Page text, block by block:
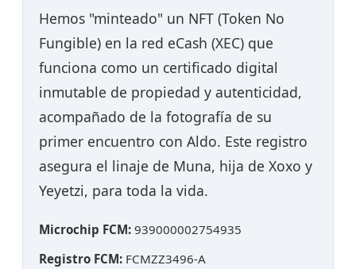
Hemos "minteado" un NFT (Token No
Fungible) en la red eCash (XEC) que
funciona como un certificado digital
inmutable de propiedad y autenticidad,
acompañado de la fotografía de su
primer encuentro con Aldo. Este registro
asegura el linaje de Muna, hija de Xoxo y
Yeyetzi, para toda la vida.
Microchip FCM: 939000002754935
Registro FCM: FCMZZ3496-A